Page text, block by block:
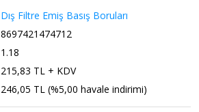
Dış Filtre Emiş Basış Boruları
8697421474712
1.18
215,83 TL + KDV
246,05 TL (%5,00 havale indirimi)